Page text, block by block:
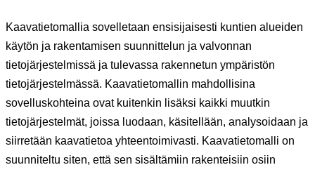
Kaavatietomallia sovelletaan ensisijaisesti kuntien alueiden
käytön ja rakentamisen suunnittelun ja valvonnan
tietojärjestelmissä ja tulevassa rakennetun ympäristön
tietojärjestelmässä. Kaavatietomallin mahdollisina
sovelluskohteina ovat kuitenkin lisäksi kaikki muutkin
tietojärjestelmät, joissa luodaan, käsitellään, analysoidaan ja
siirretään kaavatietoa yhteentoimivasti. Kaavatietomalli on
suunniteltu siten, että sen sisältämiin rakenteisiin osiin